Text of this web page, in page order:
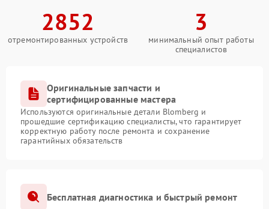
2852
отремонтированных устройств
3
минимальный опыт работы
специалистов
Оригинальные запчасти и
сертифицированные мастера
Используются оригинальные детали Blomberg и
прошедшие сертификацию специалисты, что гарантирует
корректную работу после ремонта и сохранение
гарантийных обязательств
Бесплатная диагностика и быстрый ремонт